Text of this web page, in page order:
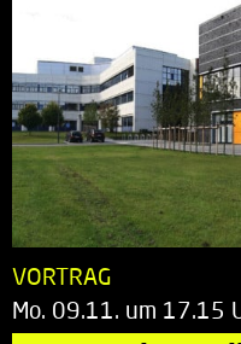
VORTRAG
Mo. 09.11. um 17.15